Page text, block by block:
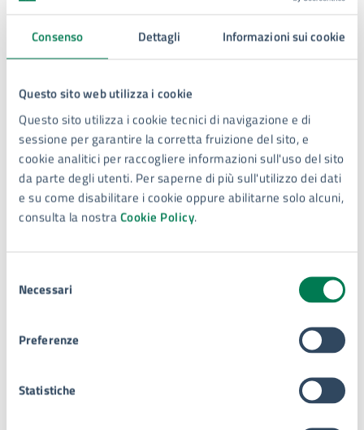
Consenso Dettagli Informazioni sui cookie
Questo sito web utilizza i cookie
Questo sito utilizza i cookie tecnici di navigazione e di
sessione per garantire la corretta fruizione del sito, e
cookie analitici per raccogliere informazioni sull'uso del sito
da parte degli utenti. Per saperne di più sull'utilizzo dei dati
e su come disabilitare i cookie oppure abilitarne solo alcuni,
consulta la nostraCookie Policy.
delNecessari
Preferenze
Statistiche
(Fondazione Inda).
I progetti si concluderanno con la produzione di
comunicativa adottare.
Galleria immagini